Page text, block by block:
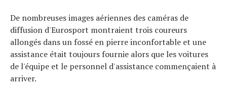
De nombreuses images aériennes des caméras de
diffusion d'Eurosport montraient trois coureurs
allongés dans un fossé en pierre inconfortable et une
assistance était toujours fournie alors que les voitures
de l'équipe et le personnel d'assistance commençaient à
arriver.